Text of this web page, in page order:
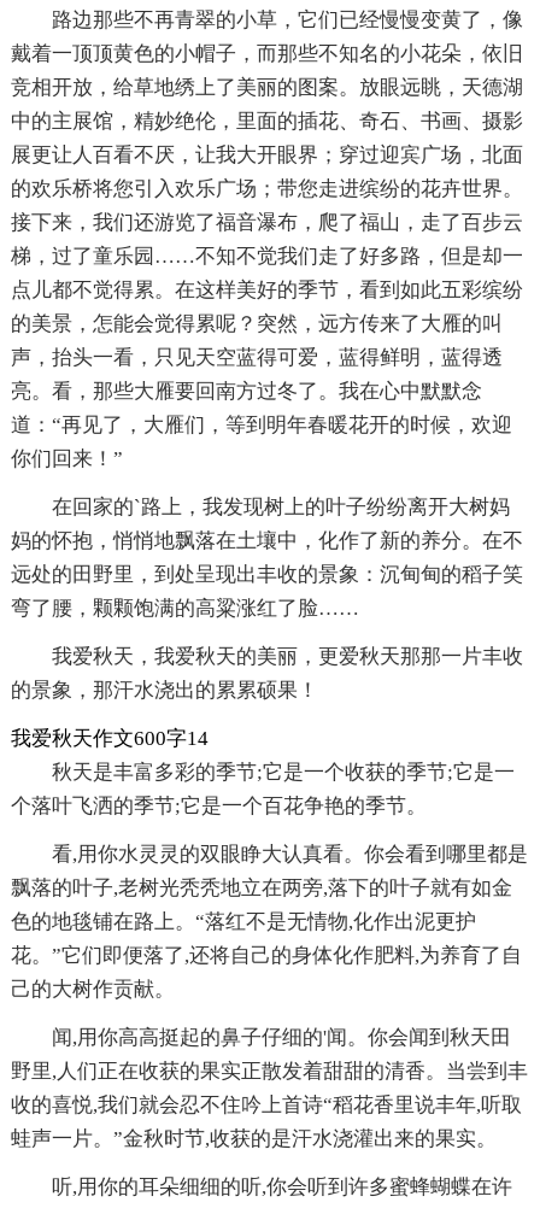
路边那些不再青翠的小草，它们已经慢慢变黄了，像
戴着一顶顶黄色的小帽子，而那些不知名的小花朵，依旧
竞相开放，给草地绣上了美丽的图案。放眼远眺，天德湖
中的主展馆，精妙绝伦，里面的插花、奇石、书画、摄影
展更让人百看不厌，让我大开眼界；穿过迎宾广场，北面
的欢乐桥将您引入欢乐广场；带您走进缤纷的花卉世界。
接下来，我们还游览了福音瀑布，爬了福山，走了百步云
梯，过了童乐园……不知不觉我们走了好多路，但是却一
点儿都不觉得累。在这样美好的季节，看到如此五彩缤纷
的美景，怎能会觉得累呢？突然，远方传来了大雁的叫
声，抬头一看，只见天空蓝得可爱，蓝得鲜明，蓝得透
亮。看，那些大雁要回南方过冬了。我在心中默默念
道：“再见了，大雁们，等到明年春暖花开的时候，欢迎
你们回来！”
在回家的`路上，我发现树上的叶子纷纷离开大树妈
妈的怀抱，悄悄地飘落在土壤中，化作了新的养分。在不
远处的田野里，到处呈现出丰收的景象：沉甸甸的稻子笑
弯了腰，颗颗饱满的高粱涨红了脸……
我爱秋天，我爱秋天的美丽，更爱秋天那那一片丰收
的景象，那汗水浇出的累累硕果！
我爱秋天作文600字14
秋天是丰富多彩的季节;它是一个收获的季节;它是一
个落叶飞洒的季节;它是一个百花争艳的季节。
看,用你水灵灵的双眼睁大认真看。你会看到哪里都是
飘落的叶子,老树光秃秃地立在两旁,落下的叶子就有如金
色的地毯铺在路上。“落红不是无情物,化作出泥更护
花。”它们即便落了,还将自己的身体化作肥料,为养育了自
己的大树作贡献。
闻,用你高高挺起的鼻子仔细的'闻。你会闻到秋天田
野里,人们正在收获的果实正散发着甜甜的清香。当尝到丰
收的喜悦,我们就会忍不住吟上首诗“稻花香里说丰年,听取
蛙声一片。”金秋时节,收获的是汗水浇灌出来的果实。
听,用你的耳朵细细的听,你会听到许多蜜蜂蝴蝶在许